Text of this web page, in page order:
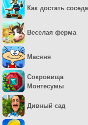
Как достать соседа
Веселая ферма
Масяня
Сокровища
Монтесумы
Дивный сад